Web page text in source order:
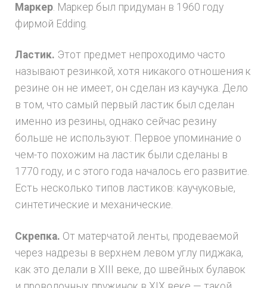
Маркер. Маркер был придуман в 1960 году
фирмой Edding.
Ластик. Этот предмет непроходимо часто
называют резинкой, хотя никакого отношения к
резине он не имеет, он сделан из каучука. Дело
в том, что самый первый ластик был сделан
именно из резины, однако сейчас резину
больше не используют. Первое упоминание о
чем-то похожим на ластик были сделаны в
1770 году, и с этого года началось его развитие.
Есть несколько типов ластиков: каучуковые,
синтетические и механические.
Скрепка. От матерчатой ленты, продеваемой
через надрезы в верхнем левом углу пиджака,
как это делали в XIII веке, до швейных булавок